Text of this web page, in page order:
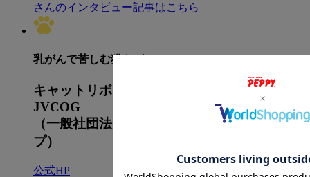
さんのインタビュー記事はこちら
乳がんで苦しむ猫をゼロに
キャットリボン運動
JVCOG
（一般社団法人日本獣医がん臨床研究グルー
プ）
公式HP